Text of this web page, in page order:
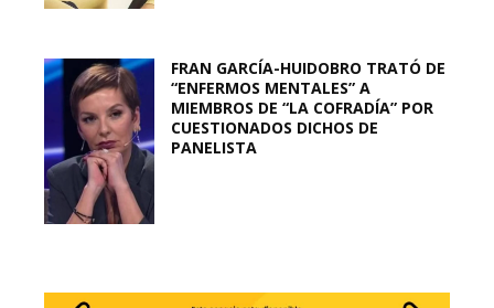
FRAN GARCÍA-HUIDOBRO TRATÓ DE
“ENFERMOS MENTALES” A
MIEMBROS DE “LA COFRADÍA” POR
CUESTIONADOS DICHOS DE
PANELISTA